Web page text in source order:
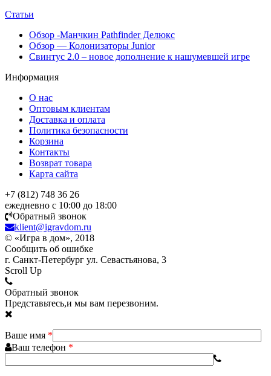
Статьи
Обзор -Манчкин Pathfinder Делюкс
Обзор — Колонизаторы Junior
Свинтус 2.0 – новое дополнение к нашумевшей игре
Информация
О нас
Оптовым клиентам
Доставка и оплата
Политика безопасности
Корзина
Контакты
Возврат товара
Карта сайта
+7 (812) 748 36 26
ежедневно с 10:00 до 18:00
Обратный звонок
klient@igravdom.ru
© «Игра в дом», 2018
Сообщить об ошибке
г. Санкт-Петербург ул. Севастьянова, 3
Scroll Up
Обратный звонок
Представьтесь,и мы вам перезвоним.
Ваше имя *
Ваш телефон *